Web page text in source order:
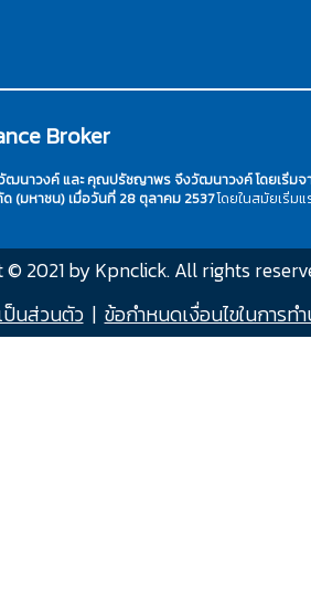
Broker
นาวงค์ และ คุณปรัชญาพร จึงวัฒนาวงค์ โดยเริ่มจ
(มหาชน) เมื่อวันที่ 28 ตุลาคม 2537โดยในสมัยเริ่ม
2021 by Kpnclick. All rights
ป็นส่วนตัว| ข้อกำหนดเงื่อนไขในการท